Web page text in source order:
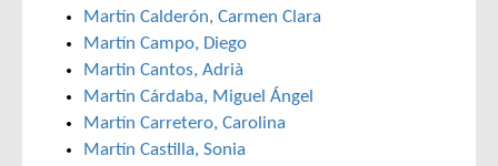
Martín Calderón, Carmen Clara
Martín Campo, Diego
Martin Cantos, Adrià
Martín Cárdaba, Miguel Ángel
Martín Carretero, Carolina
Martín Castilla, Sonia